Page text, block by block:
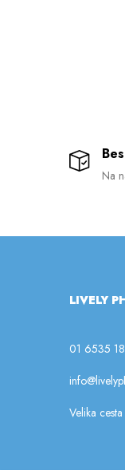
Na
LIVELY
01 6535
Velika